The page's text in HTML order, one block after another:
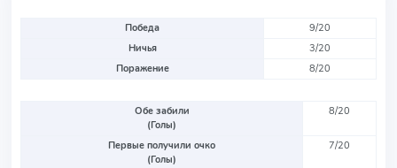
Победа
9/20
Ничья
3/20
Поражение
8/20
Обе забили
(Голы)
8/20
Первые получили очко
(Голы)
7/20